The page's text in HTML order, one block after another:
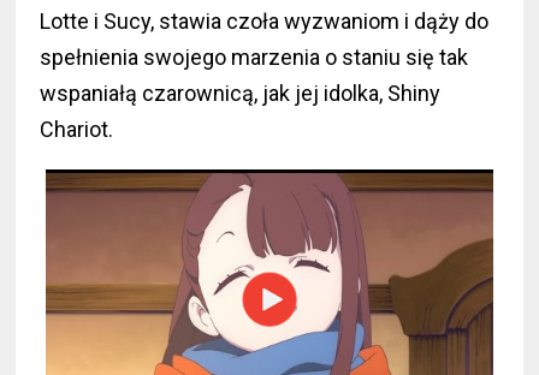
Lotte i Sucy, stawia czoła wyzwaniom i dąży do
spełnienia swojego marzenia o staniu się tak
wspaniałą czarownicą, jak jej idolka, Shiny
Chariot.